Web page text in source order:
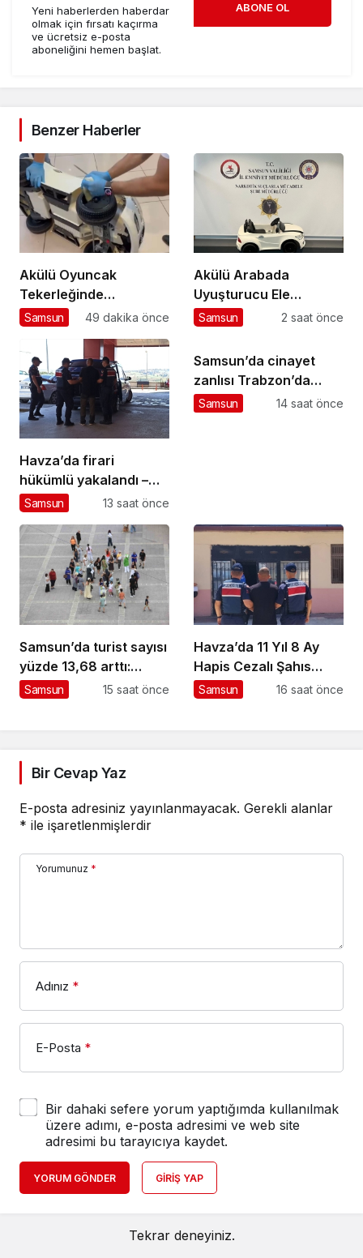
Yeni haberlerden haberdar
olmak için fırsatı kaçırma
ve ücretsiz e-posta
aboneliğini hemen başlat.
ABONE OL
Benzer Haberler
Akülü Oyuncak
Tekerleğinde
Uyuşturucu! – Haberler
Samsun 49 dakika önce
Akülü Arabada
Uyuşturucu Ele
Geçirildi
Samsun 2 saat önce
Havza’da firari
hükümlü yakalandı –
Haberler
Samsun 13 saat önce
Samsun’da cinayet
zanlısı Trabzon’da
yakalandı
Samsun 14 saat önce
Samsun’da turist sayısı
yüzde 13,68 arttı:
Almanlar zirvede
Samsun 15 saat önce
Havza’da 11 Yıl 8 Ay
Hapis Cezalı Şahıs
Yakalandı
Samsun 16 saat önce
Bir Cevap Yaz
E-posta adresiniz yayınlanmayacak. Gerekli alanlar
* ile işaretlenmişlerdir
Yorumunuz *
Adınız *
E-Posta *
Bir dahaki sefere yorum yaptığımda kullanılmak
üzere adımı, e-posta adresimi ve web site
adresimi bu tarayıcıya kaydet.
YORUM GÖNDER GIRIŞ YAP
Tekrar deneyiniz.